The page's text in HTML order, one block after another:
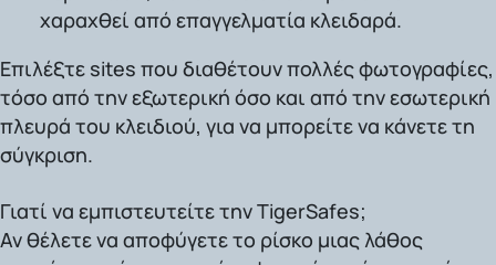
χαραχθεί από επαγγελματία κλειδαρά.
Επιλέξτε sites που διαθέτουν πολλές φωτογραφίες,
τόσο από την εξωτερική όσο και από την εσωτερική
πλευρά του κλειδιού, για να μπορείτε να κάνετε τη
σύγκριση.
Γιατί να εμπιστευτείτε την TigerSafes;
Αν θέλετε να αποφύγετε το ρίσκο μιας λάθος